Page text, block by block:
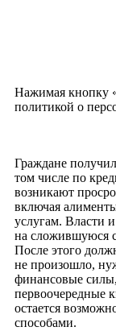
Нажимая кнопку
политикой о
Граждане
том числе по
возникают
включая
услугам. Власти
на сложившуюся
После этого
не произошло,
финансовые силы,
первоочередные
остается
способами.